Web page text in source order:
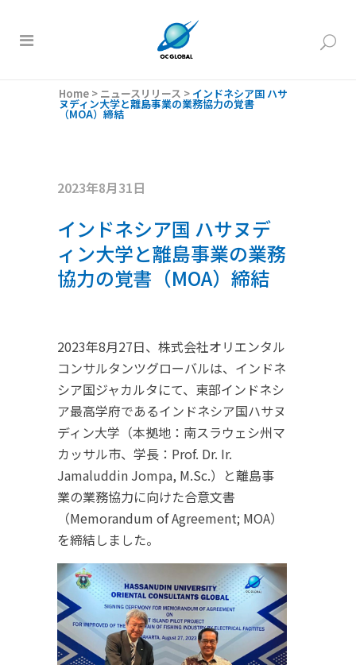
Home > ニュースリリース > インドネシア国 ハサ
ヌディン大学と離島事業の業務協力の覚書
（MOA）締結
2023年8月31日
インドネシア国 ハサヌデ
ィン大学と離島事業の業務
協力の覚書（MOA）締結
2023年8月27日、株式会社オリエンタル
コンサルタンツグローバルは、インドネ
シア国ジャカルタにて、東部インドネシ
ア最高学府であるインドネシア国ハサヌ
ディン大学（本拠地：南スラウェシ州マ
カッサル市、学長：Prof. Dr. Ir.
Jamaluddin Jompa, M.Sc.）と離島事
業の業務協力に向けた合意文書
（Memorandum of Agreement; MOA）
を締結しました。